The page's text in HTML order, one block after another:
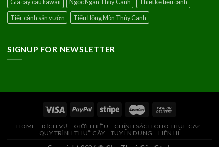
Giá cây cau hawaii
Ngọc Ngân Thủy Canh
Thiết kế tiểu cảnh
Tiểu cảnh sân vườn
Tiểu Hồng Môn Thủy Canh
SIGNUP FOR NEWSLETTER
HOME DỊCH VỤ GIỚI THIỆU
CHÍNH SÁCH CHO THUÊ CÂY
QUY TRÌNH THUÊ CÂY
TUYỂN DỤNG LIÊN HỆ